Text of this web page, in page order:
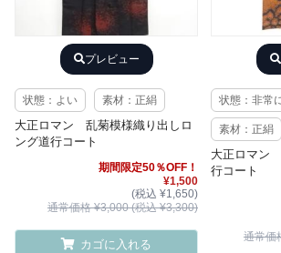
プレビュー
状態：よい 素材：正絹
大正ロマン 乱菊模様織り出しロ
ング道行コート
期間限定50％OFF！
¥1,500
(税込 ¥1,650)
通常価格 ¥3,000 (税込 ¥3,300)
カゴに入れる
状態：非常
素材：正絹
大正ロマン
行コート
通常価